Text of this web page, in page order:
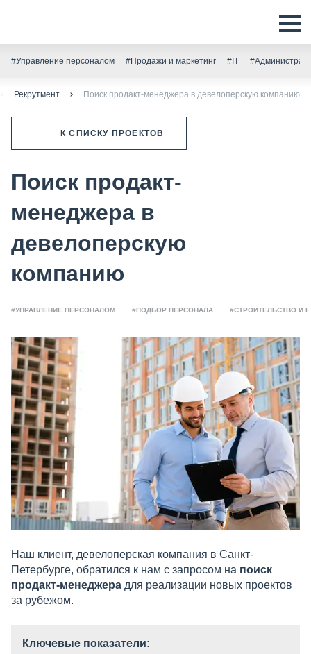
#Управление персоналом #Продажи и маркетинг #IT
Рекрутмент Поиск продакт-менеджера в девелоперскую компанию
К СПИСКУ ПРОЕКТОВ
Поиск продакт-
менеджера в
девелоперскую
компанию
#УПРАВЛЕНИЕ ПЕРСОНАЛОМ #ПОДБОР ПЕРСОНАЛА #СТРОИТЕЛЬСТВО И
Наш клиент, девелоперская компания в Санкт-
Петербурге, обратился к нам с запросом на поиск
продакт-менеджера для реализации новых проектов
за рубежом.
Ключевые показатели: